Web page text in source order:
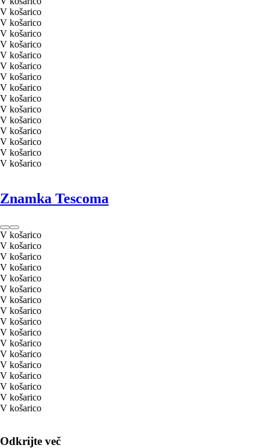
V košarico
V košarico
V košarico
V košarico
V košarico
V košarico
V košarico
V košarico
V košarico
V košarico
V košarico
V košarico
V košarico
V košarico
V košarico
Znamka Tescoma
V košarico
V košarico
V košarico
V košarico
V košarico
V košarico
V košarico
V košarico
V košarico
V košarico
V košarico
V košarico
V košarico
V košarico
V košarico
V košarico
V košarico
Odkrijte več